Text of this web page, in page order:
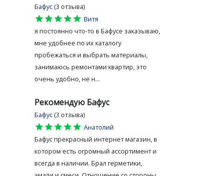
Бафус (3 отзыва)
star
star
star
star
star
Витя
я постоянно что-то в Бафусе заказываю,
мне удобнее по их каталогу
пробежаться и выбрать материалы,
занимаюсь ремонтами квартир, это
очень удобно, не н...
Рекомендую Бафус
Бафус (3 отзыва)
star
star
star
star
star
Анатолий
Бафус прекрасный интернет магазин, в
котором есть огромный ассортимент и
всегда в наличии. Брал герметики,